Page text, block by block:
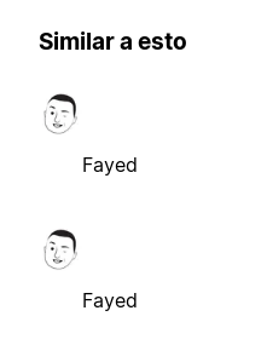
Similar a esto
Fayed
Fayed